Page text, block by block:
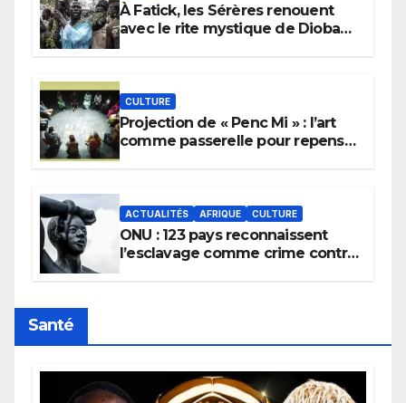
À Fatick, les Sérères renouent
avec le rite mystique de Diobaye
CULTURE
Projection de « Penc Mi » : l’art
comme passerelle pour repenser
ACTUALITÉS AFRIQUE CULTURE
ONU : 123 pays reconnaissent
l’esclavage comme crime contre
Santé